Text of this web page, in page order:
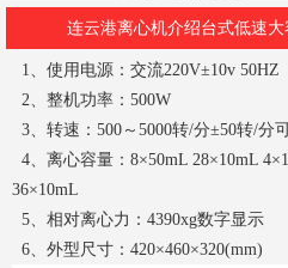
连云港离心机介绍台式低速
1、使用电源：交流220V±10v 50HZ
2、整机功率：500W
3、转速：500～5000转/分±50转/分
4、离心容量：8×50mL 28×10mL
36×10mL
5、相对离心力：4390xg数字显示
6、外型尺寸：420×460×320(mm)